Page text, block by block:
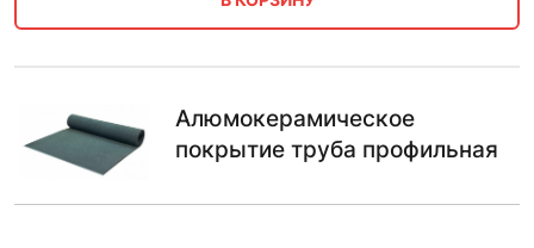
Алюмокерамическое
покрытие труба профильная